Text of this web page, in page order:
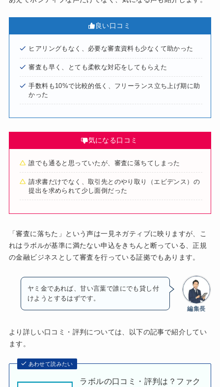
良い口コミ
ヒアリングもなく、必要な審査資料も少なくて助かった
審査も早く、とても柔軟な対応をしてもらえた
手数料も10%で比較的低く、フリーランス立ち上げ期に助
かった
気になる口コミ
誰でも通ると思っていたが、審査に落ちてしまった
請求書だけでなく、取引先とのやり取り（エビデンス）の
提出を求められて少し面倒だった
「審査に落ちた」という声は一見ネガティブに映りますが、こ
れはラボルが基準に満たない申込をきちんと断っている、正規
の金融ビジネスとして審査を行っている証拠でもあります。
編集長
ヤミ金であれば、甘い言葉で誰にでも貸し付
けようとするはずです。
より詳しい口コミ・評判については、以下の記事で紹介してい
ます。
あわせて読みたい
ラボルの口コミ・評判は？ファク